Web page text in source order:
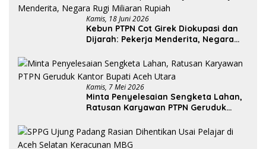
Kamis, 18 Juni 2026
Kebun PTPN Cot Girek Diokupasi dan
Dijarah: Pekerja Menderita, Negara
Kamis, 7 Mei 2026
Minta Penyelesaian Sengketa Lahan,
Ratusan Karyawan PTPN Geruduk